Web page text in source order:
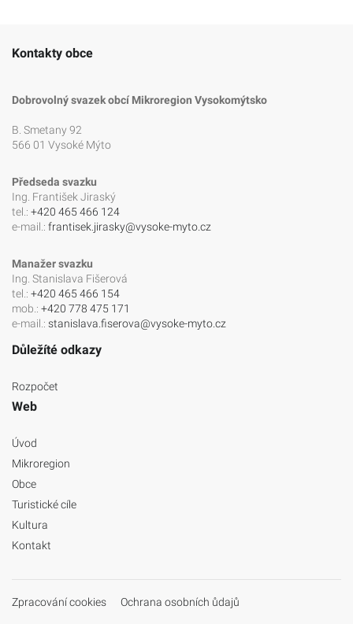
Kontakty obce
Dobrovolný svazek obcí Mikroregion Vysokomýtsko
B. Smetany 92
566 01 Vysoké Mýto
Předseda svazku
Ing. František Jiraský
tel.: +420 465 466 124
e-mail.: frantisek.jirasky@vysoke-myto.cz
Manažer svazku
Ing. Stanislava Fišerová
tel.: +420 465 466 154
mob.: +420 778 475 171
e-mail.: stanislava.fiserova@vysoke-myto.cz
Důležíté odkazy
Rozpočet
Web
Úvod
Mikroregion
Obce
Turistické cíle
Kultura
Kontakt
Zpracování cookies Ochrana osobních ůdajů